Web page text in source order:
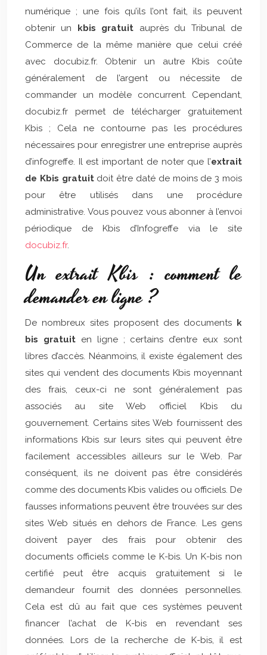
numérique ; une fois qu’ils l’ont fait, ils peuvent
obtenir un kbis gratuit auprès du Tribunal de
Commerce de la même manière que celui créé
avec docubiz.fr. Obtenir un autre Kbis coûte
généralement de l’argent ou nécessite de
commander un modèle concurrent. Cependant,
docubiz.fr permet de télécharger gratuitement
Kbis ; Cela ne contourne pas les procédures
nécessaires pour enregistrer une entreprise auprès
d’infogreffe. Il est important de noter que l’extrait
de Kbis gratuitdoit être daté de moins de 3 mois
pour être utilisés dans une procédure
administrative. Vous pouvez vous abonner à l’envoi
périodique de Kbis d’Infogreffe via le site
docubiz.fr.
Un extrait Kbis : comment le
demander en ligne ?
De nombreux sites proposent des documents k
bis gratuiten ligne ; certains d’entre eux sont
libres d’accès. Néanmoins, il existe également des
sites qui vendent des documents Kbis moyennant
des frais, ceux-ci ne sont généralement pas
associés au site Web officiel Kbis du
gouvernement. Certains sites Web fournissent des
informations Kbis sur leurs sites qui peuvent être
facilement accessibles ailleurs sur le Web. Par
conséquent, ils ne doivent pas être considérés
comme des documents Kbis valides ou officiels. De
fausses informations peuvent être trouvées sur des
sites Web situés en dehors de France. Les gens
doivent payer des frais pour obtenir des
documents officiels comme le K-bis. Un K-bis non
certifié peut être acquis gratuitement si le
demandeur fournit des données personnelles.
Cela est dû au fait que ces systèmes peuvent
financer l’achat de K-bis en revendant ses
données. Lors de la recherche de K-bis, il est